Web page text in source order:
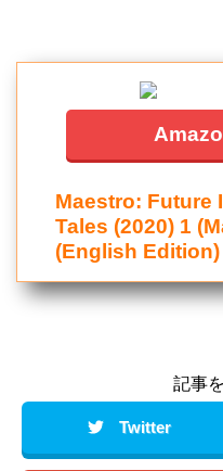
Maestro: Future
Tales (2020) 1
(English Edition)
記事
Twitter